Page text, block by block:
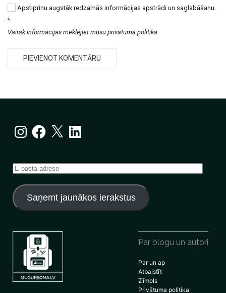
Apstiprinu augstāk redzamās informācijas apstrādi un saglabāšanu.
*
Vairāk informācijas meklējiet mūsu privātuma politikā.
InstagramFacebook
X LinkedIn
E-
adrese
Saņemt jaunākos ierakstus
Par blogu un autori
Par un ap
Atbalstīt
Zīmols
Privātuma politika